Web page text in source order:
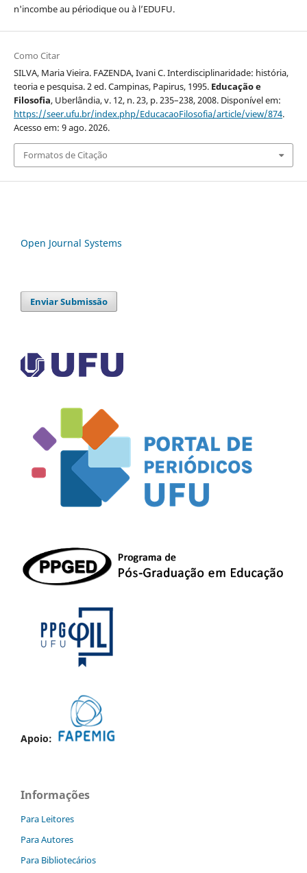
n'incombe au périodique ou à l’EDUFU.
Como Citar
SILVA, Maria Vieira. FAZENDA, Ivani C. Interdisciplinaridade: história,
teoria e pesquisa. 2 ed. Campinas, Papirus, 1995. Educação e
Filosofia, Uberlândia, v. 12, n. 23, p. 235–238, 2008. Disponível em:
https://seer.ufu.br/index.php/EducacaoFilosofia/article/view/874.
Acesso em: 9 ago. 2026.
Formatos de Citação
Open Journal Systems
Enviar Submissão
Apoio:
Informações
Para Leitores
Para Autores
Para Bibliotecários